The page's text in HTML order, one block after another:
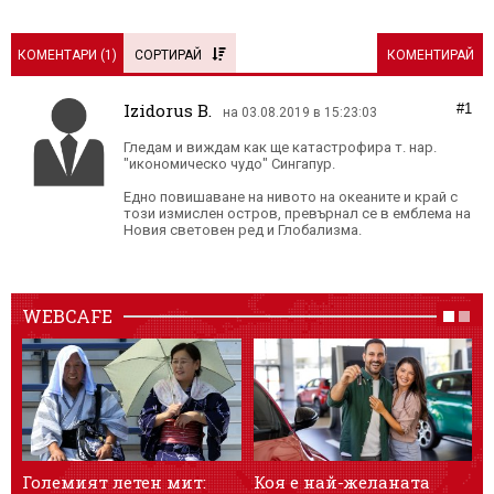
КОМЕНТАРИ (1 ) СОРТИРАЙ КОМЕНТИРАЙ
Izidorus B. на 03.08.2019 в 15:23:03 #1
Гледам и виждам как ще катастрофира т. нар.
"икономическо чудо" Сингапур.
Едно повишаване на нивото на океаните и край с
този измислен остров, превърнал се в емблема на
Новия световен ред и Глобализма.
WEBCAFE
Големият летен мит:
Коя е най-желаната